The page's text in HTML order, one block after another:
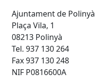
Ajuntament de Polinyà
Plaça Vila, 1
08213 Polinyà
Tel. 937 130 264
Fax 937 130 248
NIF P0816600A